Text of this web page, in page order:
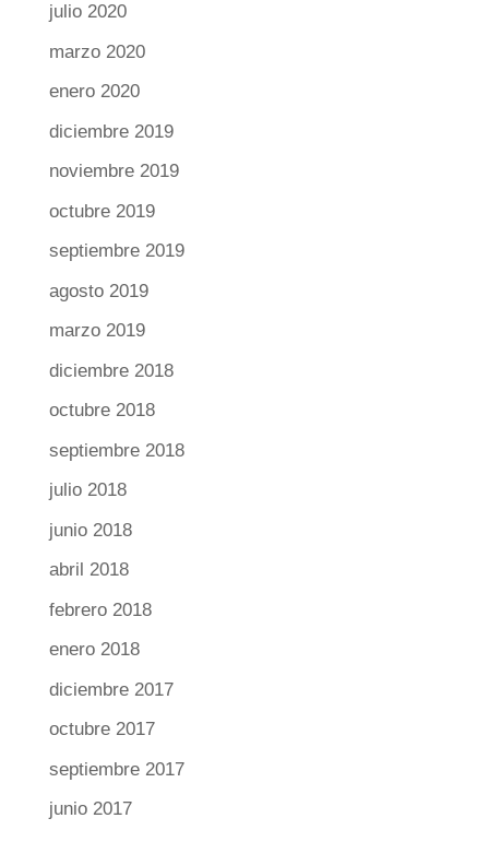
julio 2020
marzo 2020
enero 2020
diciembre 2019
noviembre 2019
octubre 2019
septiembre 2019
agosto 2019
marzo 2019
diciembre 2018
octubre 2018
septiembre 2018
julio 2018
junio 2018
abril 2018
febrero 2018
enero 2018
diciembre 2017
octubre 2017
septiembre 2017
junio 2017